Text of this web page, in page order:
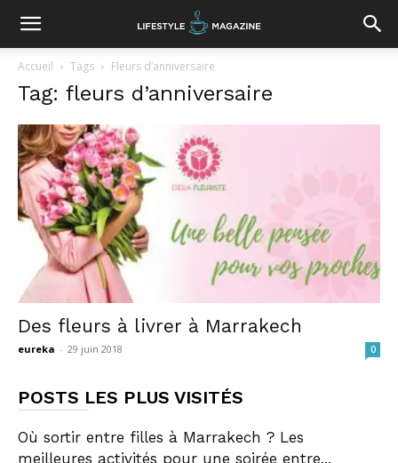
Accueil Tags Fleurs d’anniversaire
Tag: fleurs d’anniversaire
Des fleurs à livrer à Marrakech
eureka - 29 juin 2018 0
POSTS LES PLUS VISITÉS
Où sortir entre filles à Marrakech ? Les
meilleures activités pour une soirée entre...